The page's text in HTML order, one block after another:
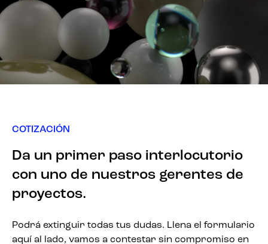
COTIZACIÓN
Da un primer paso interlocutorio
con uno de nuestros gerentes de
proyectos.
Podrá extinguir todas tus dudas. Llena el formulario
aquí al lado, vamos a contestar sin compromiso en